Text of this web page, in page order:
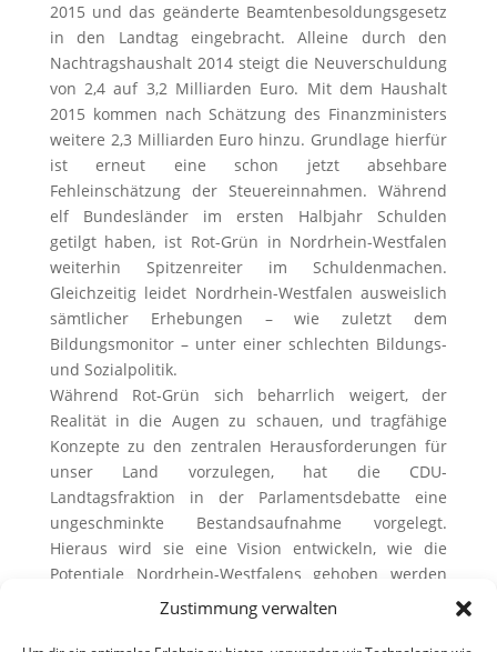
Zustimmung verwalten
2015 und das geänderte Beamtenbesoldungsgesetz
in den Landtag eingebracht. Alleine durch den
Nachtragshaushalt 2014 steigt die Neuverschuldung
von 2,4 auf 3,2 Milliarden Euro. Mit dem Haushalt
2015 kommen nach Schätzung des Finanzministers
weitere 2,3 Milliarden Euro hinzu. Grundlage hierfür
ist erneut eine schon jetzt absehbare
Fehleinschätzung der Steuereinnahmen. Während
elf Bundesländer im ersten Halbjahr Schulden
getilgt haben, ist Rot-Grün in Nordrhein-Westfalen
weiterhin Spitzenreiter im Schuldenmachen.
Gleichzeitig leidet Nordrhein-Westfalen ausweislich
sämtlicher Erhebungen – wie zuletzt dem
Bildungsmonitor – unter einer schlechten Bildungs-
und Sozialpolitik.
Während Rot-Grün sich beharrlich weigert, der
Realität in die Augen zu schauen, und tragfähige
Konzepte zu den zentralen Herausforderungen für
unser Land vorzulegen, hat die CDU-
Landtagsfraktion in der Parlamentsdebatte eine
ungeschminkte Bestandsaufnahme vorgelegt.
Hieraus wird sie eine Vision entwickeln, wie die
Potentiale Nordrhein-Westfalens gehoben werden
können. Leitlinien sind Innovation statt Bürokratie,
Wachstum statt Stillstand, neue Ideen statt alter